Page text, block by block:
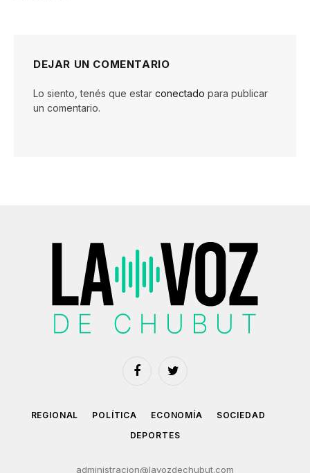
DEJAR UN COMENTARIO
Lo siento, tenés que estar conectado para publicar
un comentario.
FacebookTwitter
REGIONAL POLÍTICA ECONOMÍA
SOCIEDAD
DEPORTES
administracion@lavozdechubut.com